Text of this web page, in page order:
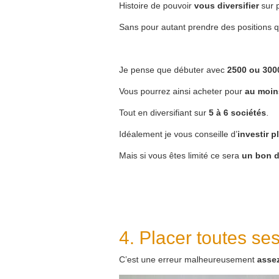
Histoire de pouvoir vous diversifiersur
Sans pour autant prendre des positions
Je pense que débuter avec 2500 ou
Vous pourrez ainsi acheter pour au
Tout en diversifiant sur 5 à 6 sociétés
Idéalement je vous conseille d’investir
Mais si vous êtes limité ce sera un bon
4. Placer toutes
C’est une erreur malheureusement